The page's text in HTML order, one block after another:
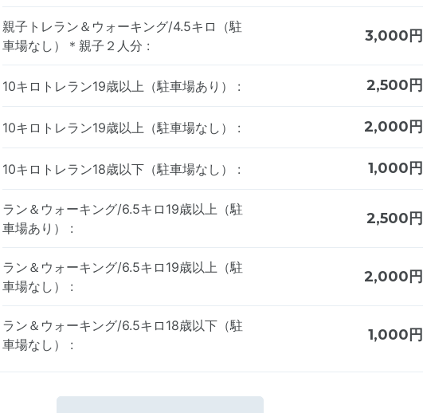
親子トレラン＆ウォーキング/4.5キロ（駐
車場なし）＊親子２人分 :
3,000円
10キロトレラン19歳以上（駐車場あり） : 2,500円
10キロトレラン19歳以上（駐車場なし） : 2,000円
10キロトレラン18歳以下（駐車場なし） : 1,000円
ラン＆ウォーキング/6.5キロ19歳以上（駐
車場あり） :
2,500円
ラン＆ウォーキング/6.5キロ19歳以上（駐
車場なし） :
2,000円
ラン＆ウォーキング/6.5キロ18歳以下（駐
車場なし） :
1,000円